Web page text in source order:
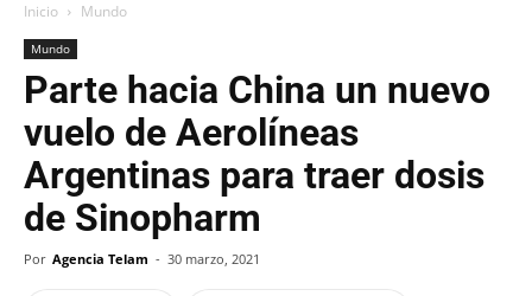
Inicio Mundo
Mundo
Parte hacia China un nuevo
vuelo de Aerolíneas
Argentinas para traer dosis
de Sinopharm
Por Agencia Telam - 30 marzo, 2021